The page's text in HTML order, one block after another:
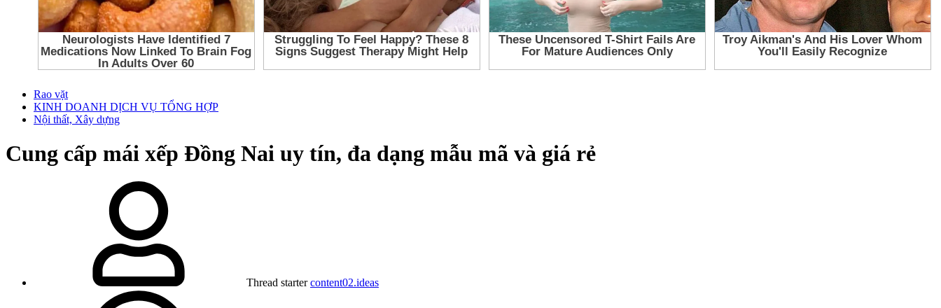
Rao vặt
KINH DOANH DỊCH VỤ TỔNG HỢP
Nội thất, Xây dựng
Cung cấp mái xếp Đồng Nai uy tín, đa dạng mẫu mã và giá rẻ
Thread starter content02.ideas